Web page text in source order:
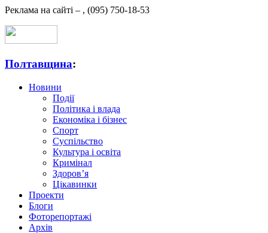
Реклама на сайті – , (095) 750-18-53
Полтавщина:
Новини
Події
Політика і влада
Економіка і бізнес
Спорт
Суспільство
Культура і освіта
Кримінал
Здоров’я
Цікавинки
Проекти
Блоги
Фоторепортажі
Архів